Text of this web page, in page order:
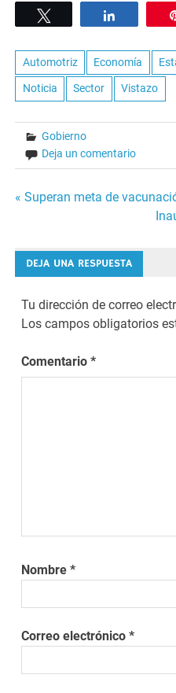
Automotriz Economía
Noticia Sector Vistazo
Gobierno
Deja un comentario
Navegación
entradas
« Superan meta de
DEJA UNA RESPUESTA
Tu dirección de correo
Los campos obligatorios
Comentario*
Nombre*
Correo electrónico*